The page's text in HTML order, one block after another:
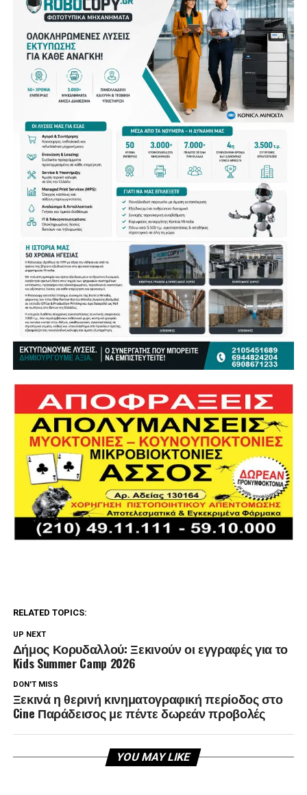
RELATED TOPICS:
UP NEXT
Δήμος Κορυδαλλού: Ξεκινούν οι εγγραφές για το
Kids Summer Camp 2026
DON'T MISS
Ξεκινά η θερινή κινηματογραφική περίοδος στο
Cine Παράδεισος με πέντε δωρεάν προβολές
YOU MAY LIKE